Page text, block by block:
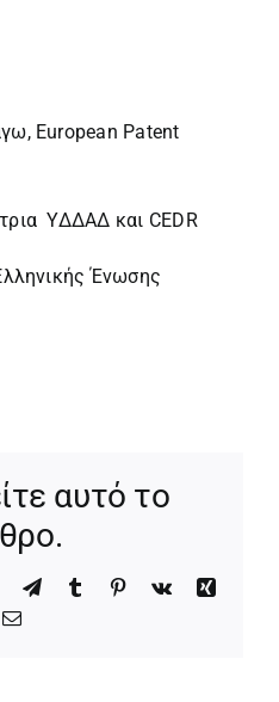
European Patent
ΥΔΔΑΔ και CEDR
Ένωσης
αυτό το
WhatsApp
TelegramTumblr Pinterest
Vk
Xing
Email